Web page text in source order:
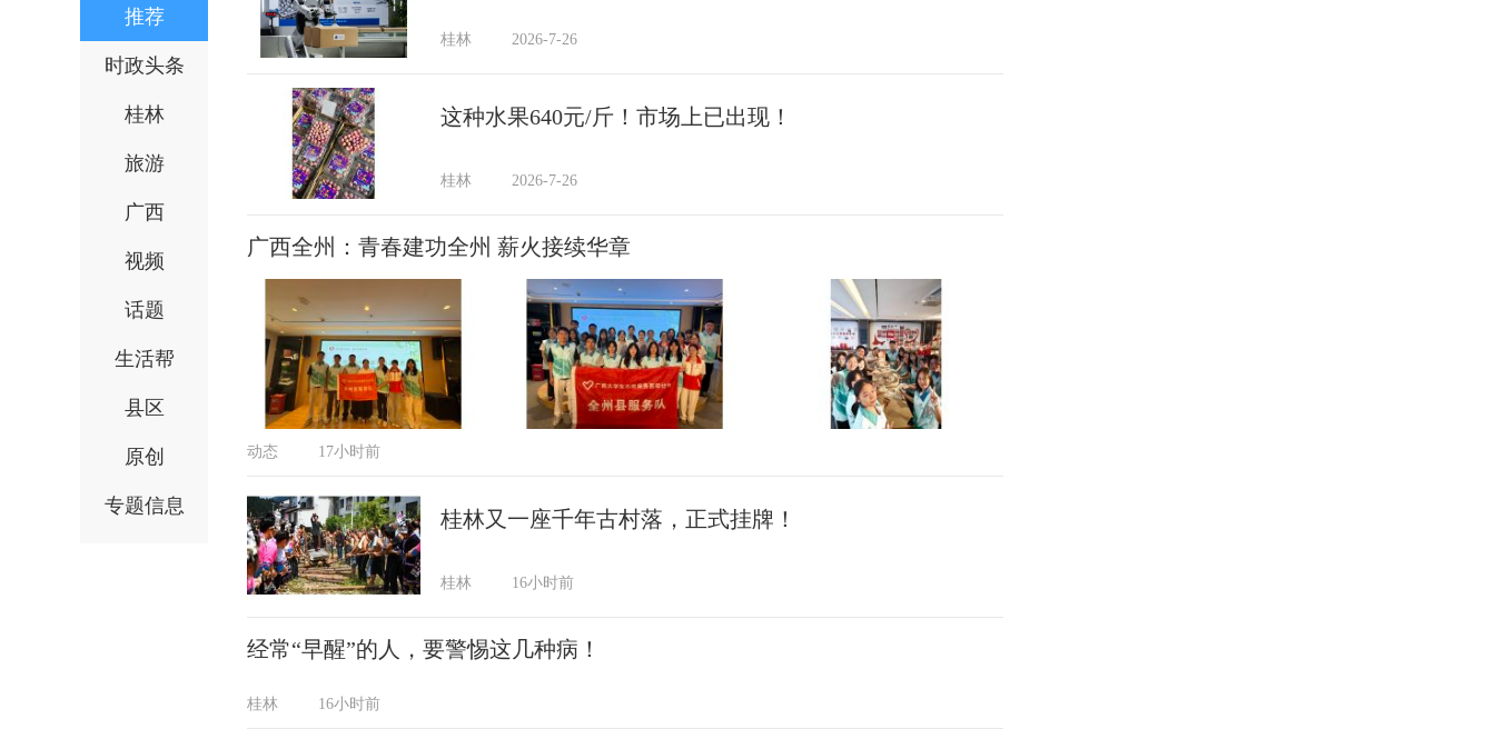
推荐
时政头条
桂林
旅游
广西
视频
话题
生活帮
县区
原创
专题信息
桂林 2026-7-26
这种水果640元/斤！市场上已出现！
桂林 2026-7-26
广西全州：青春建功全州 薪火接续华章
动态 17小时前
桂林又一座千年古村落，正式挂牌！
桂林 16小时前
经常“早醒”的人，要警惕这几种病！
桂林 16小时前